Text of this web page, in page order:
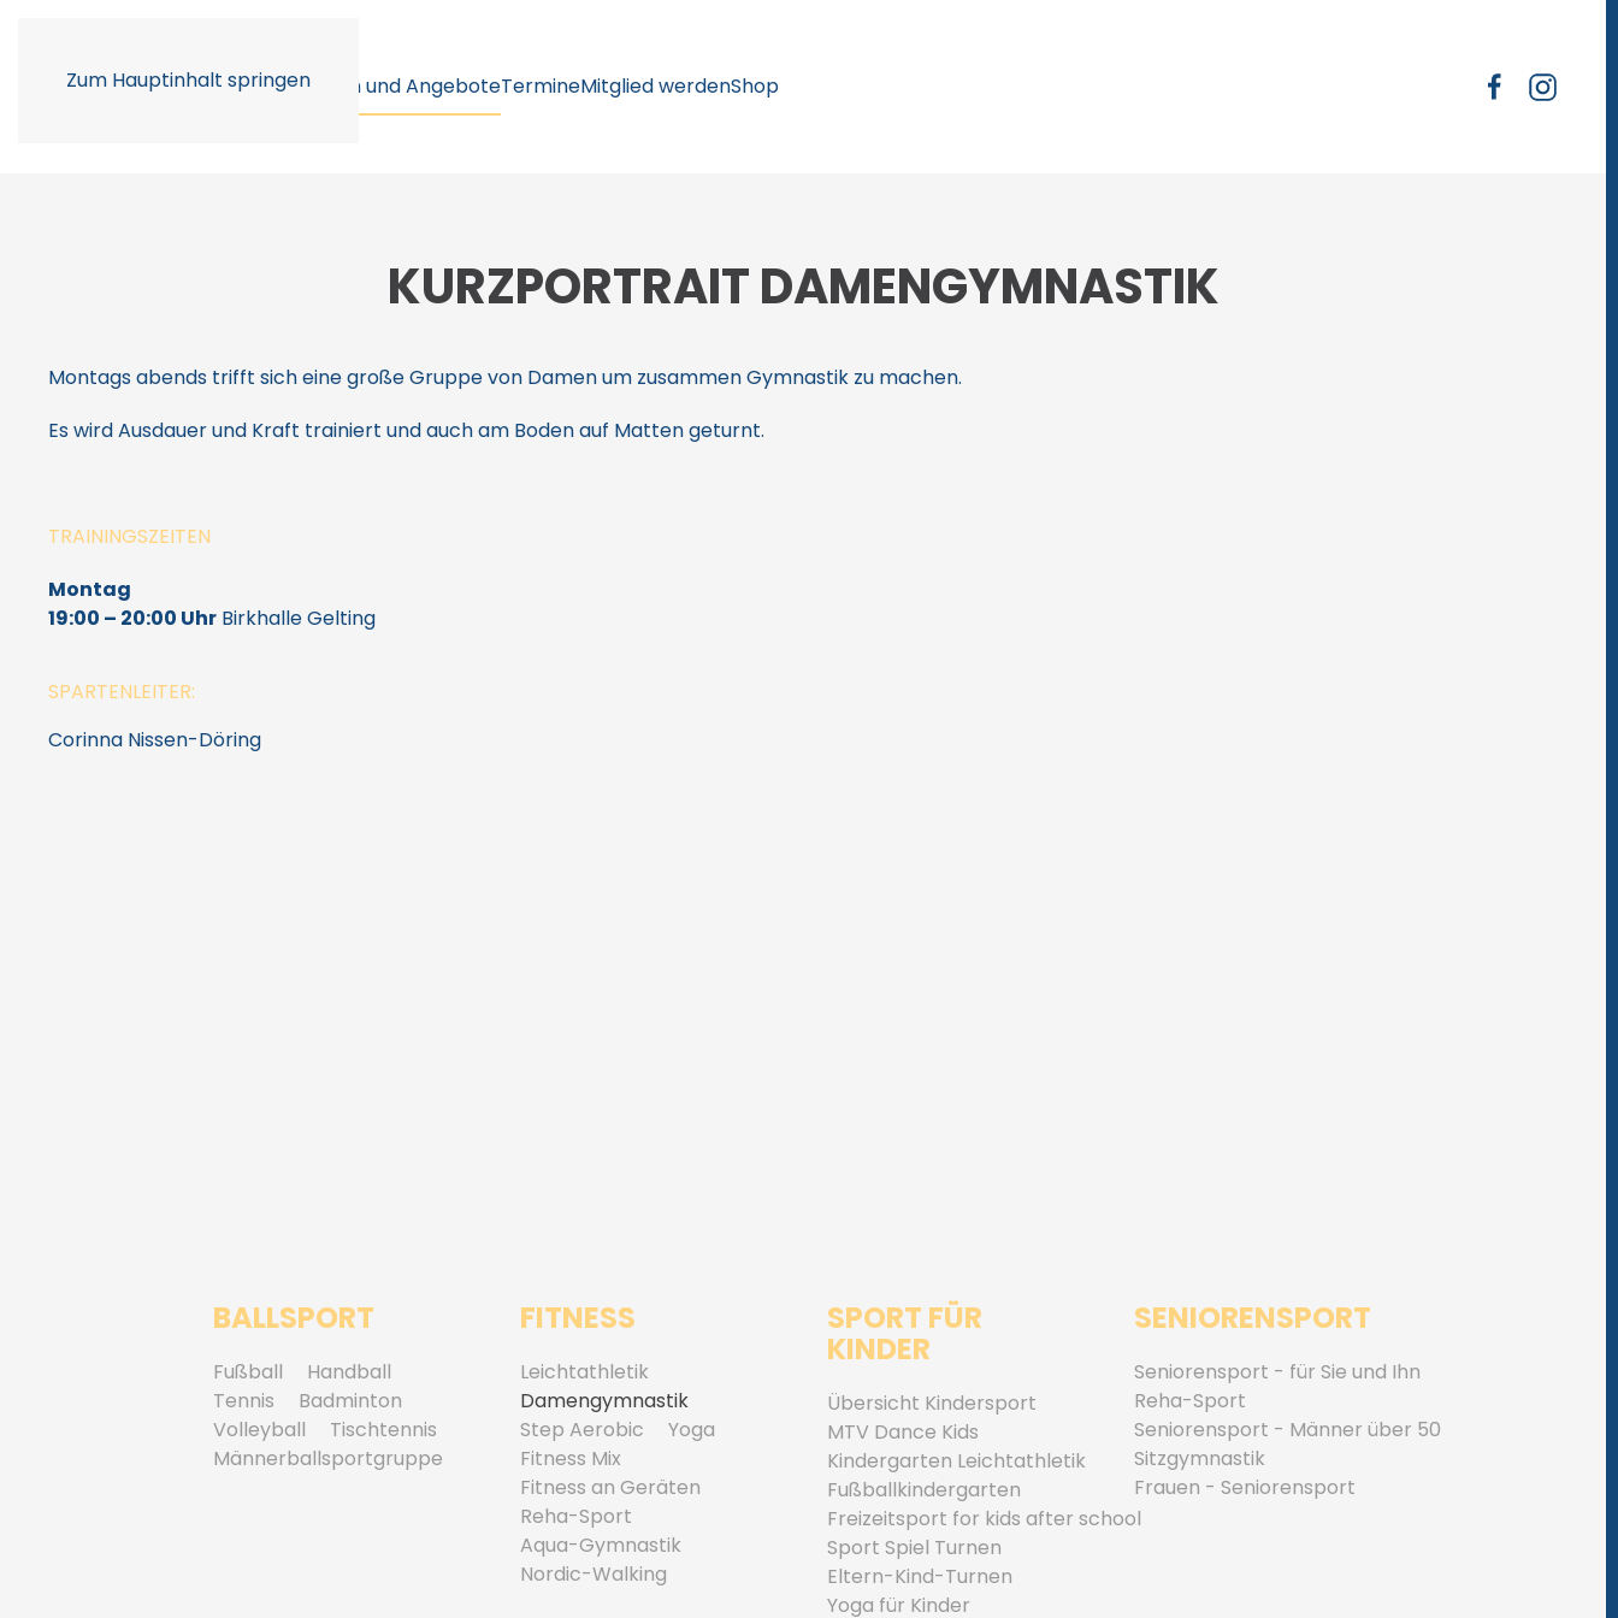
Zum Hauptinhalt springen
Unser VereinAbteilungen und AngeboteTermineMitglied werdenShop
KURZPORTRAIT DAMENGYMNASTIK
Montags abends trifft sich eine große Gruppe von Damen um zusammen Gymnastik zu machen.
Es wird Ausdauer und Kraft trainiert und auch am Boden auf Matten geturnt.
TRAININGSZEITEN
Montag
19:00 – 20:00 Uhr Birkhalle Gelting
SPARTENLEITER:
Corinna Nissen-Döring
BALLSPORT
Fußball
Handball
Tennis
Badminton
Volleyball
Tischtennis
Männerballsportgruppe
FITNESS
Leichtathletik
Damengymnastik
Step Aerobic
Yoga
Fitness Mix
Fitness an Geräten
Reha-Sport
Aqua-Gymnastik
Nordic-Walking
SPORT FÜR
KINDER
Übersicht Kindersport
MTV Dance Kids
Kindergarten Leichtathletik
Fußballkindergarten
Freizeitsport for kids after school
Sport Spiel Turnen
Eltern-Kind-Turnen
Yoga für Kinder
SENIORENSPORT
Seniorensport - für Sie und Ihn
Reha-Sport
Seniorensport - Männer über 50
Sitzgymnastik
Frauen - Seniorensport